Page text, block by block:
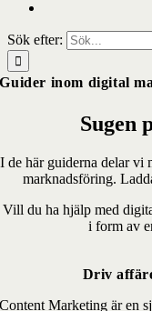
Sök efter:
Guider inom digital
Sugen
I de här guiderna delar vi
marknadsföring.
Vill du ha hjälp med
i form av
Driv
Content Marketing är en